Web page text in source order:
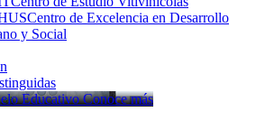
Centro de Excelencia en Desarrollo
y Social
Educativo Conoce más